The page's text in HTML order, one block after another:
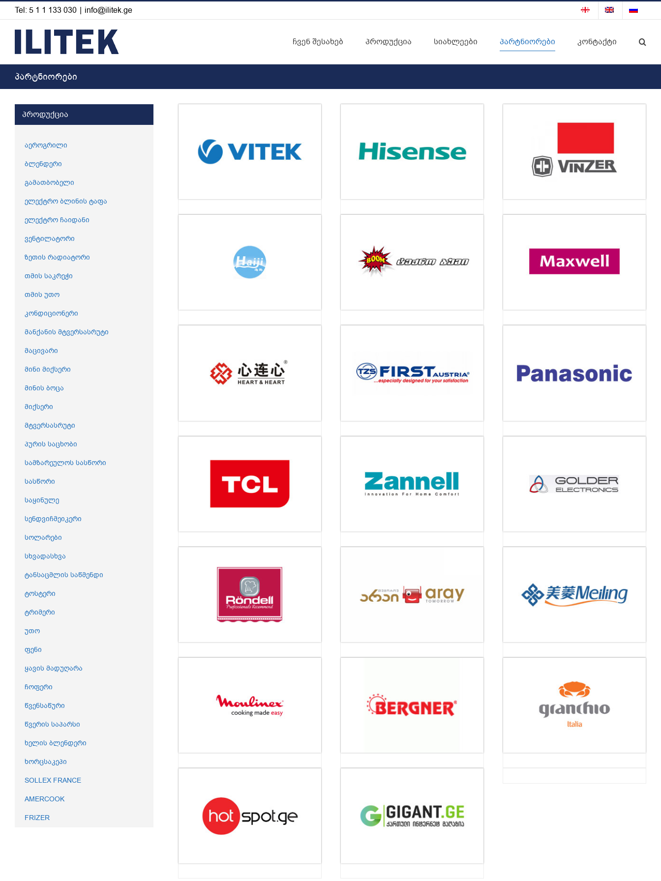
Skip
Tel: 5 1 1 133 030 | info@ilitek.ge
ჩვენ შესახებ პროდუქცია სიახლეები პარტნიორები კონტაქტი
პარტნიორები
პროდუქცია
აეროგრილი
ბლენდერი
გამათბობელი
ელექტრო ბლინის ტაფა
ელექტრო ჩაიდანი
ვენტილატორი
ზეთის რადიატორი
თმის საკრეჭი
თმის უთო
კონდიციონერი
მანქანის მტვერსასრუტი
მაცივარი
მინი მიქსერი
მინის ბოცა
მიქსერი
მტვერსასრუტი
პურის საცხობი
სამზარეულოს სასწორი
სასწორი
საყინულე
სენდვიჩმეიკერი
სოლარები
სხვადასხვა
ტანსაცმლის საწმენდი
ტოსტერი
ტრიმერი
უთო
ფენი
ყავის მადუღარა
ჩოფერი
წვენსაწური
წვერის საპარსი
ხელის ბლენდერი
ხორცსაკეპი
SOLLEX FRANCE
AMERCOOK
FRIZER